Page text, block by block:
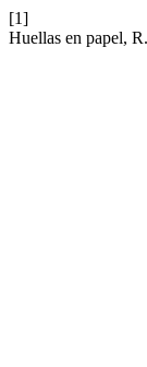
[1]
Huellas en papel,